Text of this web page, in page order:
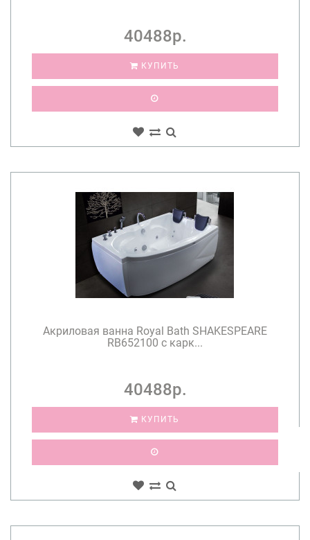
40488р.
КУПИТЬ
Акриловая ванна Royal Bath SHAKESPEARE
RB652100 с карк...
40488р.
КУПИТЬ